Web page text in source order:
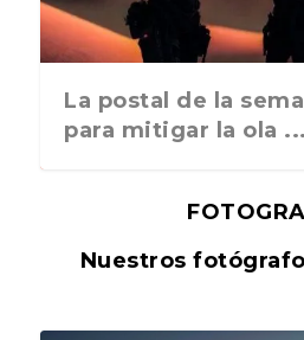
La postal de la
para mitigar la ola ...
Nuestros